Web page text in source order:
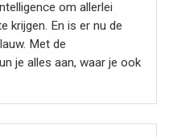
om allerlei
krijgen. En is er nu de
Met de
je alles aan, waar je ook